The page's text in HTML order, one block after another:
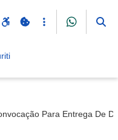
Para Entrega De